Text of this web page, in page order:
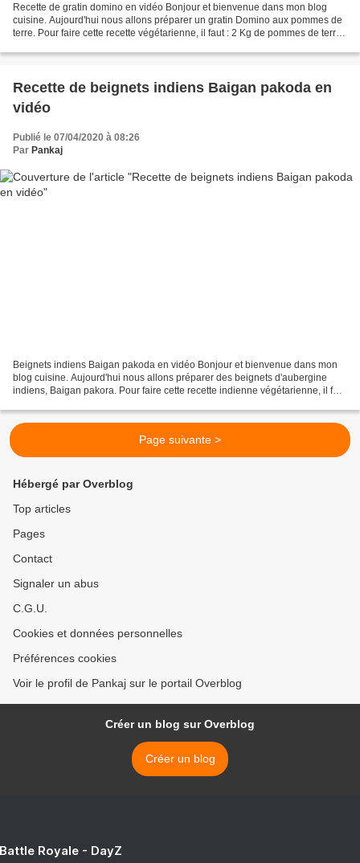
Recette de gratin domino en vidéo Bonjour et bienvenue dans mon blog
cuisine. Aujourd'hui nous allons préparer un gratin Domino aux pommes de
terre. Pour faire cette recette végétarienne, il faut : 2 Kg de pommes de terre
Recette de beignets indiens Baigan pakoda en
vidéo
Publié le 07/04/2020 à 08:26
Par Pankaj
Beignets indiens Baigan pakoda en vidéo Bonjour et bienvenue dans mon
blog cuisine. Aujourd'hui nous allons préparer des beignets d'aubergine
indiens, Baigan pakora. Pour faire cette recette indienne végétarienne, il faut
Page suivante >
Hébergé par Overblog
Top articles
Pages
Contact
Signaler un abus
C.G.U.
Cookies et données personnelles
Préférences cookies
Voir le profil de Pankaj sur le portail Overblog
Créer un blog sur Overblog
Créer un blog
Royale - DayZ